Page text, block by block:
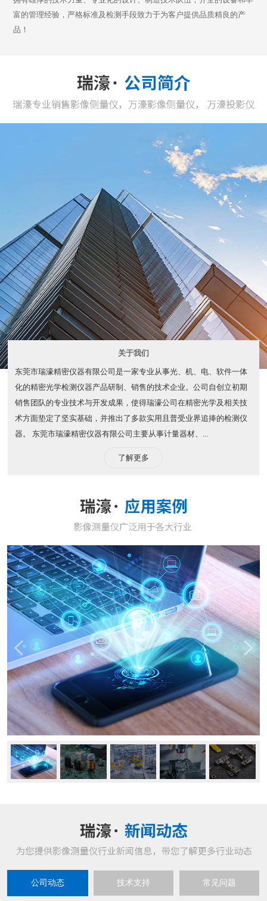
富的管理经验，严格标准及检测手段致力于为客户提供品质精良的产
品！
关于我们
东莞市瑞濠精密仪器有限公司是一家专业从事光、机、电、软件一体
化的精密光学检测仪器产品研制、销售的技术企业。公司自创立初期
销售团队的专业技术与开发成果，使得瑞濠公司在精密光学及相关技
术方面垫定了坚实基础，并推出了多款实用且普受业界追捧的检测仪
器。 东莞市瑞濠精密仪器有限公司主要从事计量器材、...
了解更多
公司动态 技术支持 常见问题